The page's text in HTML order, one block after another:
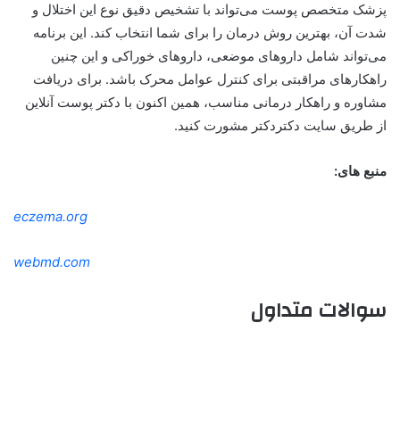
پزشک متخصص پوست می‌تواند با تشخیص دقیق نوع این اختلال و
شدت آن، بهترین روش درمان را برای شما انتخاب کند. این برنامه
می‌تواند شامل داروهای موضعی، داروهای خوراکی و این چنین
راهکارهای مراقبتی برای کنترل عوامل محرک باشد. برای دریافت
مشاوره و راهکار درمانی مناسب، همین اکنون با دکتر پوست آنلاین
از طریق سایت دکتردکتر مشورت کنید.
منبع های:
eczema.org
webmd.com
سوالات متداول